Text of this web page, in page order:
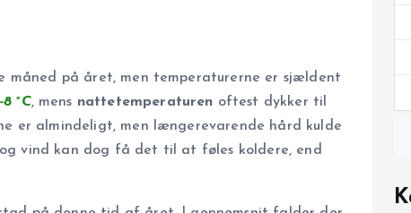
måned på året, men temperaturerne er sjældent
8 °C, mens nattetemperaturen oftest dykker til
er almindeligt, men længerevarende hård kulde
vind kan dog få det til at føles koldere, end